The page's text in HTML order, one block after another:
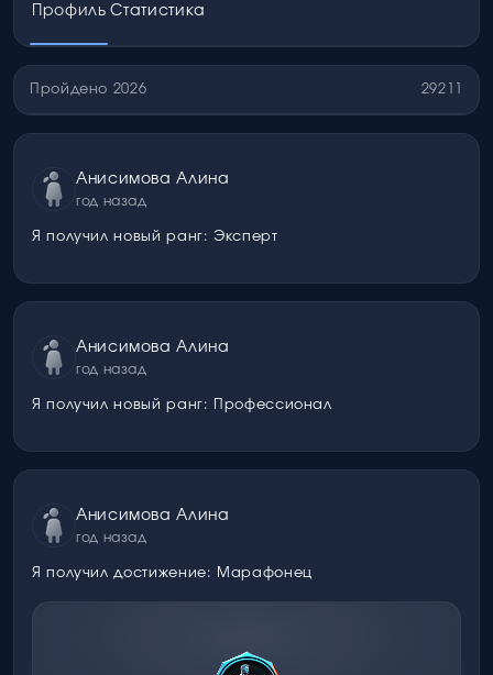
Профиль Статистика
Пройдено 2026 29211
Анисимова Алина
год назад
Я получил новый ранг: Эксперт
Анисимова Алина
год назад
Я получил новый ранг: Профессионал
Анисимова Алина
год назад
Я получил достижение: Марафонец